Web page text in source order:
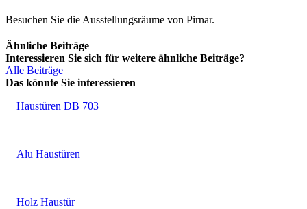
Besuchen Sie die Ausstellungsräume von Pirnar.
Ähnliche Beiträge
Interessieren Sie sich für weitere ähnliche Beiträge?
Alle Beiträge
Das könnte Sie interessieren
Haustüren DB 703
Alu Haustüren
Holz Haustür